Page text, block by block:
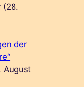
(28.
der
August